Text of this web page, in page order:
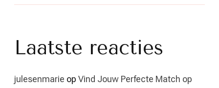
Laatste reacties
julesenmarie op Vind Jouw Perfecte Match op